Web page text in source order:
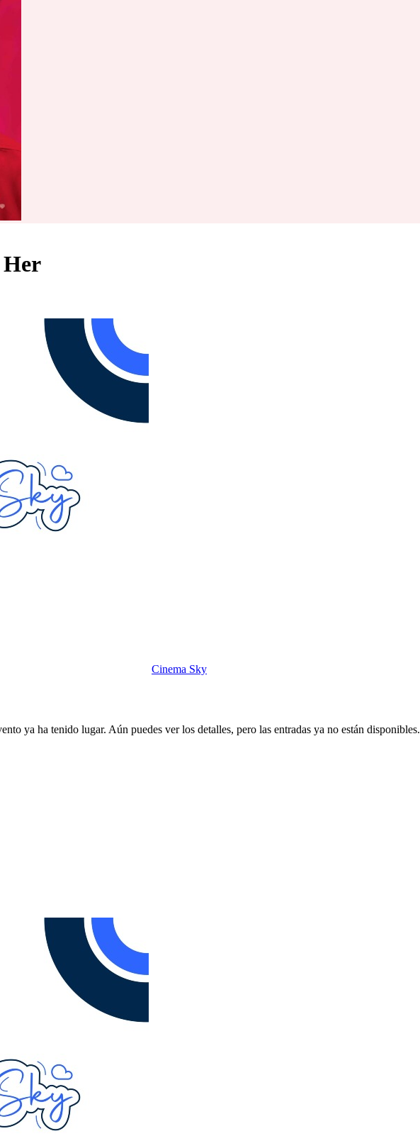
Her
Cinema Sky
ya ha tenido lugar. Aún puedes ver los detalles, pero las entradas ya no están disponibles.